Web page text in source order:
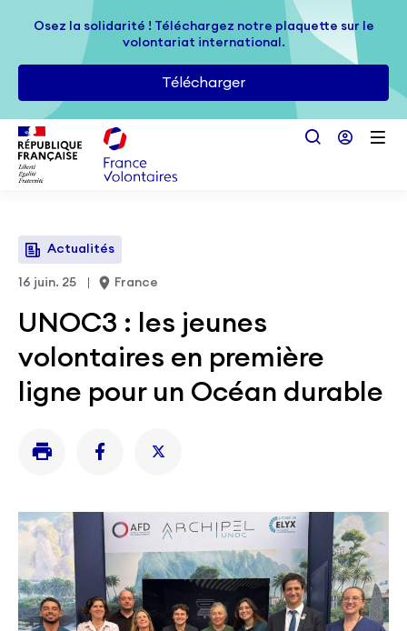
Passer au contenu principal
Osez la solidarité ! Téléchargez notre plaquette sur le
volontariat international.
Télécharger
Osez la solidarité ! Téléchargez notre plaquette sur le
volontariat international.
Télécharger
Actualités
16 juin. 25 France
UNOC3 : les jeunes
volontaires en première
ligne pour un Océan durable